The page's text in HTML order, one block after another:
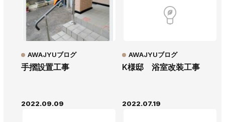
手摺設置工事
AWAJYUブログ
2022.09.09
K様邸 浴室改装工事
AWAJYUブログ
2022.07.19